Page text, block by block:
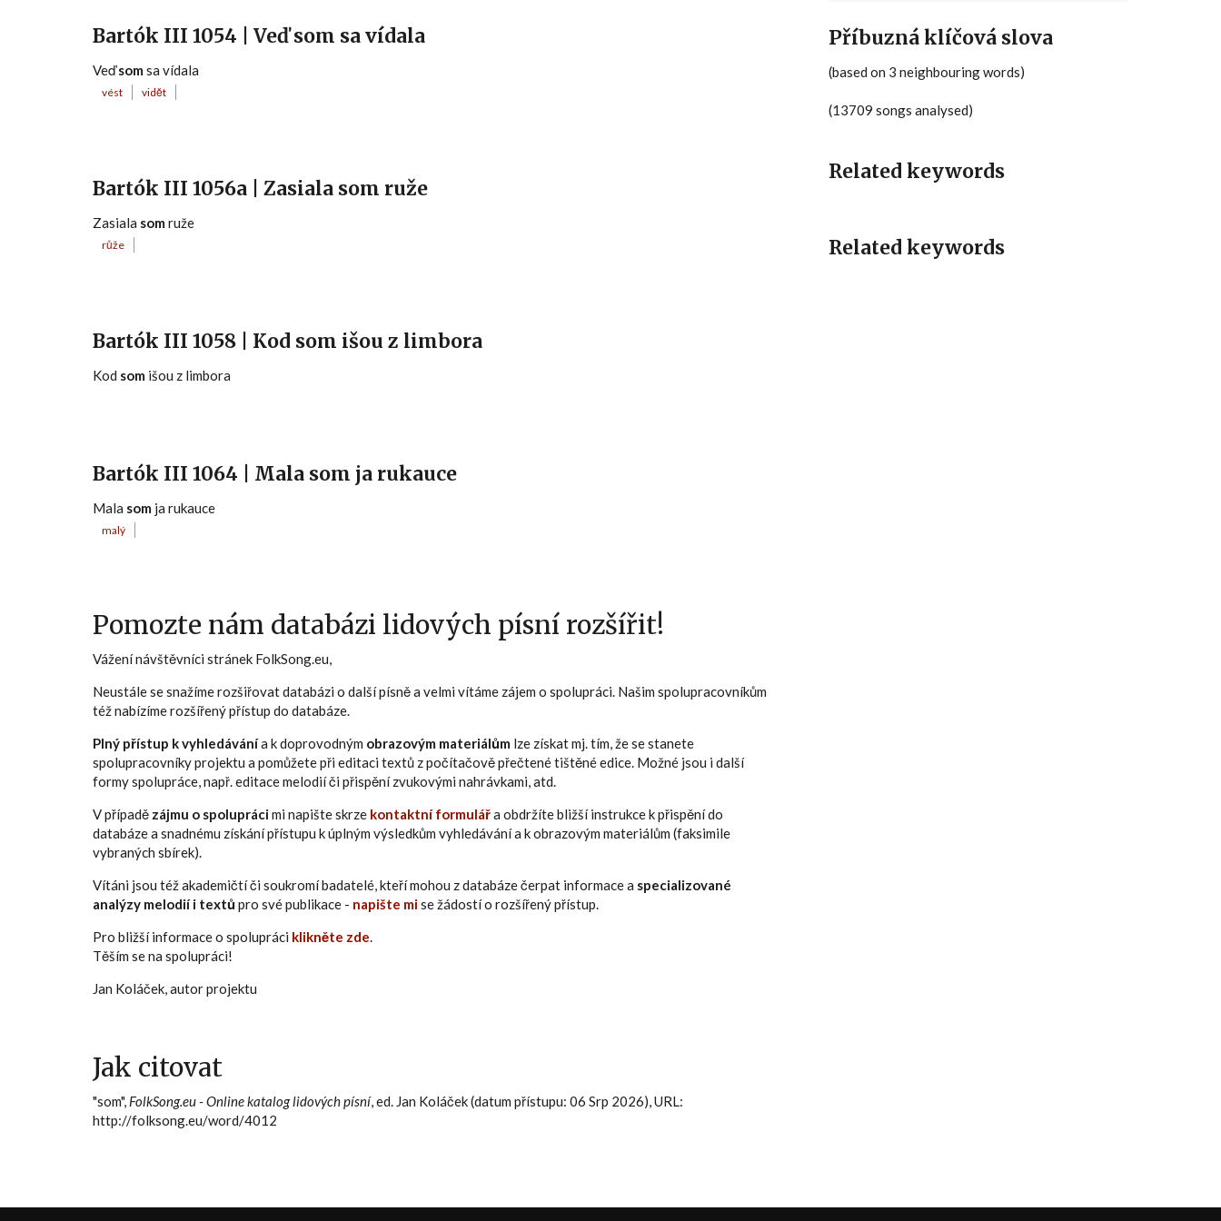
Bartók III 1054 | Veď som sa vídala
Veďsom sa vídala
vést vidět
Bartók III 1056a | Zasiala som ruže
Zasiala som ruže
růže
Bartók III 1058 | Kod som išou z limbora
Kod som išou z limbora
Bartók III 1064 | Mala som ja rukauce
Mala som ja rukauce
malý
Pomozte nám databázi lidových písní rozšířit!
Vážení návštěvníci stránek FolkSong.eu,
Neustále se snažíme rozšiřovat databázi o další písně a velmi vítáme zájem o spolupráci. Našim spolupracovníkům
též nabízíme rozšířený přístup do databáze.
Plný přístup k vyhledávánía k doprovodným obrazovým materiálům lze získat mj. tím, že se stanete
spolupracovníky projektu a pomůžete při editaci textů z počítačově přečtené tištěné edice. Možné jsou i další
formy spolupráce, např. editace melodií či přispění zvukovými nahrávkami, atd.
V případě zájmu o spoluprácimi napište skrze kontaktní formulářa obdržíte bližší instrukce k přispění do
databáze a snadnému získání přístupu k úplným výsledkům vyhledávání a k obrazovým materiálům (faksimile
vybraných sbírek).
Vítáni jsou též akademičtí či soukromí badatelé, kteří mohou z databáze čerpat informace a specializované
analýzy melodií i textůpro své publikace - napište mise žádostí o rozšířený přístup.
Pro bližší informace o spolupráci klikněte zde.
Těším se na spolupráci!
Jan Koláček, autor projektu
Jak citovat
"som", FolkSong.eu - Online katalog lidových písní, ed. Jan Koláček (datum přístupu: 06 Srp 2026), URL:
http://folksong.eu/word/4012
Příbuzná klíčová slova
(based on 3 neighbouring words)
(13709 songs analysed)
Related keywords
Related keywords